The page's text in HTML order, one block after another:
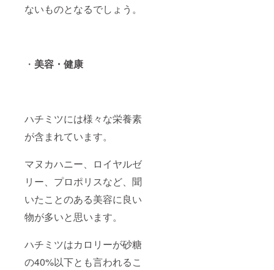
ないものとなるでしょう。
・ 美容・健康
ハチミツには様々な栄養素
が含まれています。
マヌカハニー、ロイヤルゼ
リー、プロポリスなど、聞
いたことのある美容に良い
物が多いと思います。
ハチミツはカロリーが砂糖
の40%以下とも言われるこ